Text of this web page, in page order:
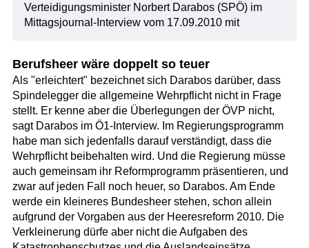
Verteidigungsminister Norbert Darabos (SPÖ) im
Mittagsjournal-Interview vom 17.09.2010 mit
Berufsheer wäre doppelt so teuer
Als "erleichtert" bezeichnet sich Darabos darüber, dass
Spindelegger die allgemeine Wehrpflicht nicht in Frage
stellt. Er kenne aber die Überlegungen der ÖVP nicht,
sagt Darabos im Ö1-Interview. Im Regierungsprogramm
habe man sich jedenfalls darauf verständigt, dass die
Wehrpflicht beibehalten wird. Und die Regierung müsse
auch gemeinsam ihr Reformprogramm präsentieren, und
zwar auf jeden Fall noch heuer, so Darabos. Am Ende
werde ein kleineres Bundesheer stehen, schon allein
aufgrund der Vorgaben aus der Heeresreform 2010. Die
Verkleinerung dürfe aber nicht die Aufgaben des